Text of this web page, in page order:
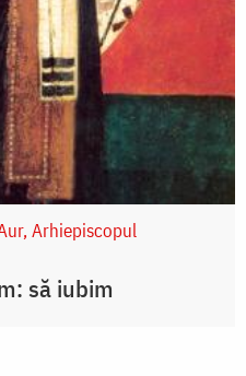
Arhiepiscopul
să iubim